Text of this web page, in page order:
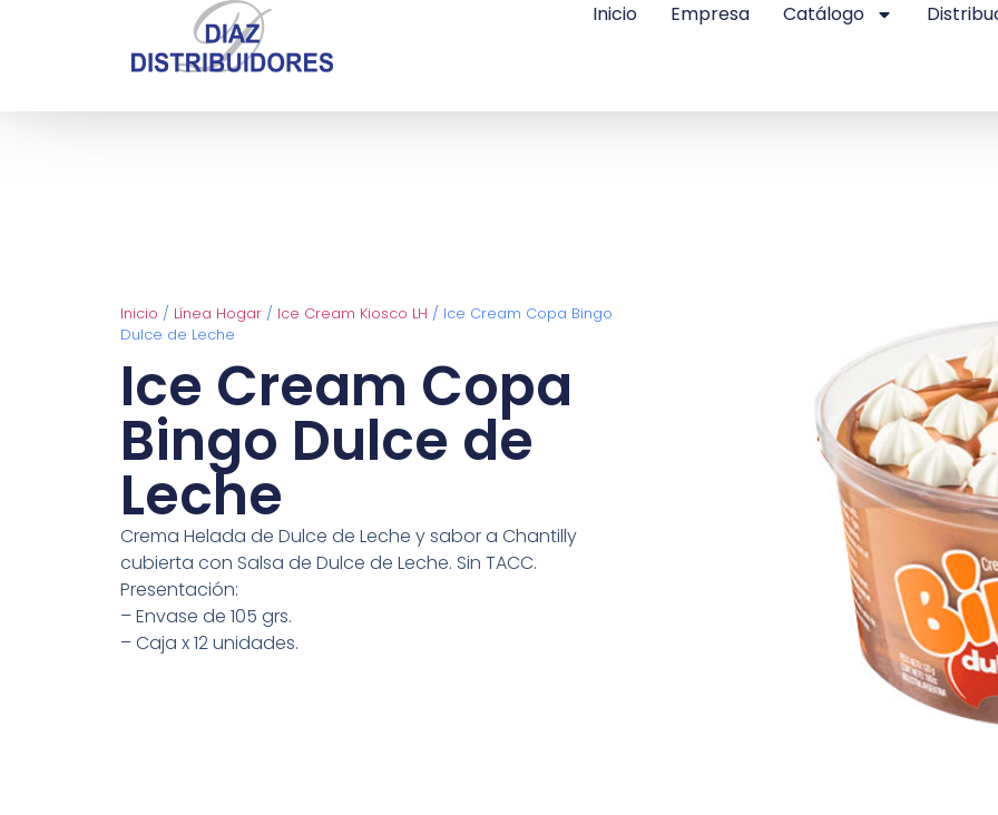
Inicio Empresa Catálogo
Inicio / Línea Hogar/ Ice Cream Kiosco LH / Ice Cream Copa Bingo
Dulce de Leche
Ice Cream Copa
Bingo Dulce de
Leche
Crema Helada de Dulce de Leche y sabor a Chantilly
cubierta con Salsa de Dulce de Leche. Sin TACC.
Presentación:
– Envase de 105 grs.
– Caja x 12 unidades.